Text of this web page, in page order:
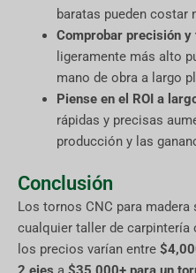
baratas pueden costar
Comprobar precisión
ligeramente más alto
mano de obra a largo
Piense en el ROI a
rápidas y precisas
producción y las
Conclusión
Los tornos CNC para
cualquier taller de carpintería
los precios varían entre